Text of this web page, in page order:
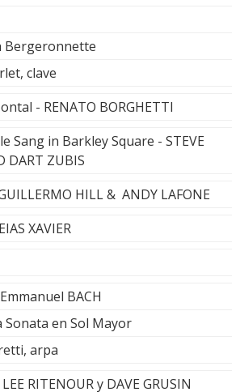
Bergeronnette
clave
- RENATO BORGHETTI
Sang in Barkley Square - STEVE
DART ZUBIS
HILL & ANDY LAFONE
XAVIER
BACH
Sonata en Sol Mayor
arpa
RITENOUR y DAVE GRUSIN